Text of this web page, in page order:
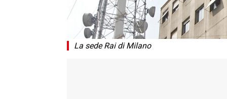
La sede Rai di Milano